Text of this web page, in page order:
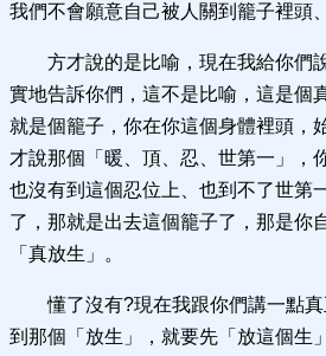
我們不會願意自己被人關到籠子裡頭
方才說的是比喻，現在我給你們
實地告訴你們，這不是比喻，這是個
就是個籠子，你在你這個身體裡頭，
才說那個「暖、頂、忍、世第一」，
也沒有到這個忍位上、也到不了世第
了，那就是出去這個籠子了，那是你
「真放生」。
懂了沒有?現在我跟你們講一點
到那個「放生」，就要先「放這個生